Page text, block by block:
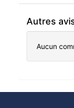
Autres
Aucun